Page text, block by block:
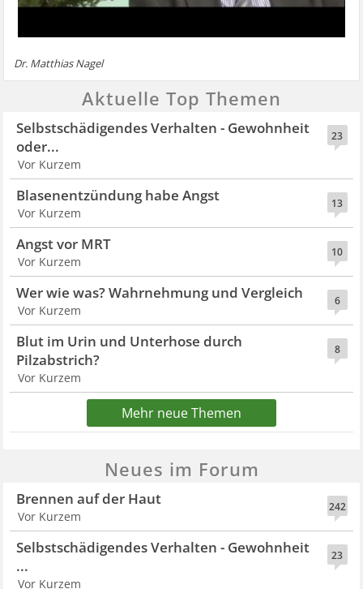
Dr. Matthias Nagel
Aktuelle Top Themen
23
Selbstschädigendes Verhalten - Gewohnheit
oder...
Vor Kurzem
13
Blasenentzündung habe Angst
Vor Kurzem
10
Angst vor MRT
Vor Kurzem
6
Wer wie was? Wahrnehmung und Vergleich
Vor Kurzem
8
Blut im Urin und Unterhose durch
Pilzabstrich?
Vor Kurzem
Mehr neue Themen
Neues im Forum
242
Brennen auf der Haut
Vor Kurzem
23
Selbstschädigendes Verhalten - Gewohnheit
...
Vor Kurzem